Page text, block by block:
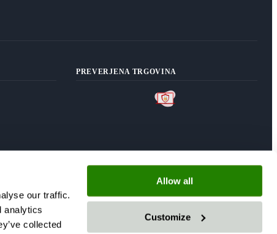
our traffic.
analytics
collected
Allow all
Customize
PREVERJENA TRGOVINA